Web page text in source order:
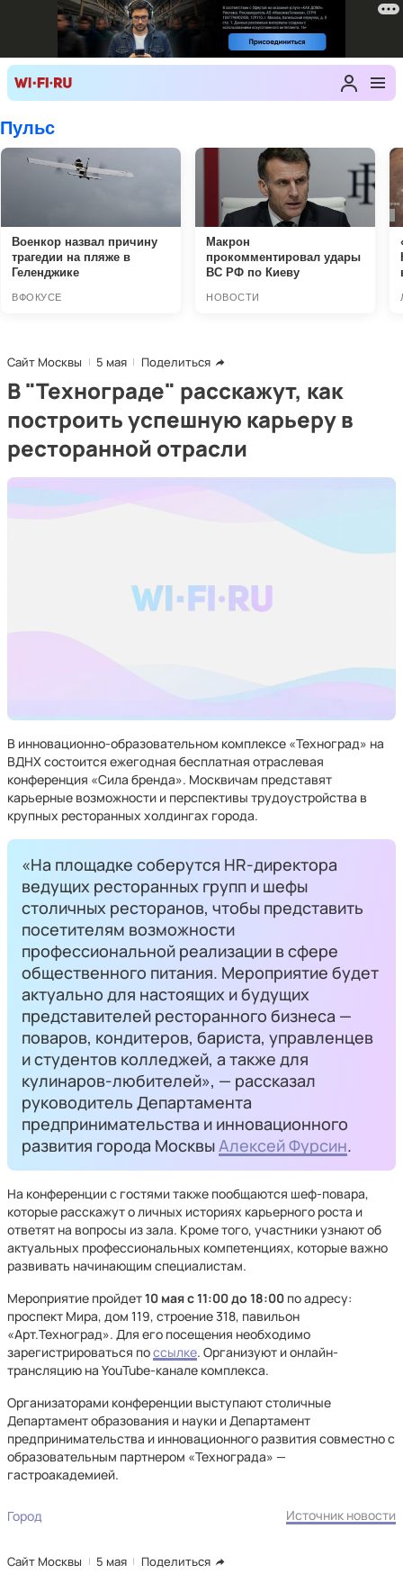
Сайт Москвы 5 мая Поделиться
В "Технограде" расскажут, как
построить успешную карьеру в
ресторанной отрасли
В инновационно-образовательном комплексе «Техноград» на
ВДНХ состоится ежегодная бесплатная отраслевая
конференция «Сила бренда». Москвичам представят
карьерные возможности и перспективы трудоустройства в
крупных ресторанных холдингах города.
«На площадке соберутся HR-директора
ведущих ресторанных групп и шефы
столичных ресторанов, чтобы представить
посетителям возможности
профессиональной реализации в сфере
общественного питания. Мероприятие будет
актуально для настоящих и будущих
представителей ресторанного бизнеса —
поваров, кондитеров, бариста, управленцев
и студентов колледжей, а также для
кулинаров-любителей», — рассказал
руководитель Департамента
предпринимательства и инновационного
развития города МосквыАлексей Фурсин.
На конференции с гостями также пообщаются шеф-повара,
которые расскажут о личных историях карьерного роста и
ответят на вопросы из зала. Кроме того, участники узнают об
актуальных профессиональных компетенциях, которые важно
развивать начинающим специалистам.
Мероприятие пройдет10 мая с 11:00 до 18:00 по адресу:
проспект Мира, дом 119, строение 318, павильон
«Арт.Техноград». Для его посещения необходимо
зарегистрироваться поссылке. Организуют и онлайн-
трансляцию на YouTube-канале комплекса.
Организаторами конференции выступают столичные
Департамент образования и науки и Департамент
предпринимательства и инновационного развития совместно с
образовательным партнером «Технограда» —
гастроакадемией.
Город Источник новости
Сайт Москвы 5 мая Поделиться